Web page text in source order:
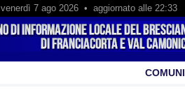
venerdì 7 ago 2026 • aggiornato alle 22:33
COMUNI